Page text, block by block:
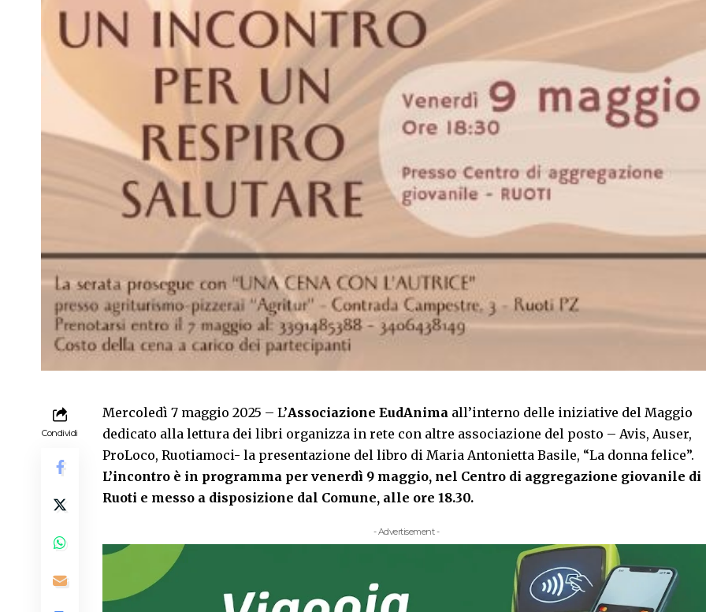
Condividi
Mercoledì 7 maggio 2025 – L’Associazione EudAnima all’interno delle iniziative del Maggio
dedicato alla lettura dei libri organizza in rete con altre associazione del posto – Avis, Auser,
ProLoco, Ruotiamoci- la presentazione del libro di Maria Antonietta Basile, “La donna felice”.
L’incontro è in programma per venerdì 9 maggio, nel Centro di aggregazione giovanile di
Ruoti e messo a disposizione dal Comune, alle ore 18.30.
- Advertisement -